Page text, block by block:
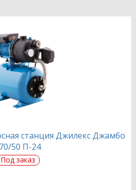
станция Джилекс Джамбо
70/50 П-24
Под заказ